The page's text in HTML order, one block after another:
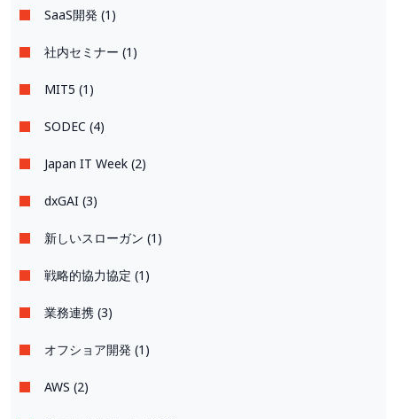
SaaS開発 (1)
社内セミナー (1)
MIT5 (1)
SODEC (4)
Japan IT Week (2)
dxGAI (3)
新しいスローガン (1)
戦略的協力協定 (1)
業務連携 (3)
オフショア開発 (1)
AWS (2)